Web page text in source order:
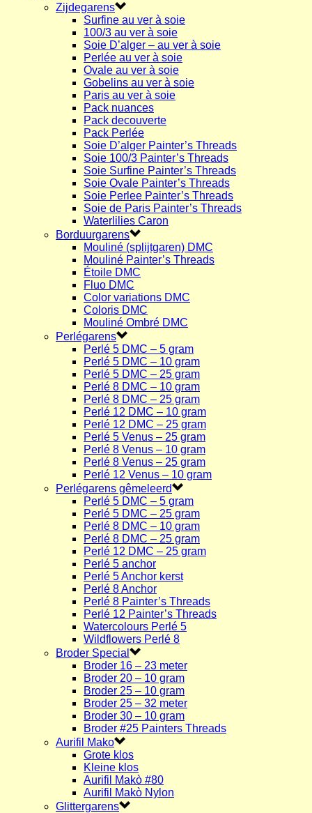
Zijdegarens
Surfine au ver à soie
100/3 au ver à soie
Soie D’alger – au ver à soie
Perlée au ver à soie
Ovale au ver à soie
Gobelins au ver à soie
Paris au ver à soie
Pack nuances
Pack decouverte
Pack Perlée
Soie D’alger Painter’s Threads
Soie 100/3 Painter’s Threads
Soie Surfine Painter’s Threads
Soie Ovale Painter’s Threads
Soie Perlee Painter’s Threads
Soie de Paris Painter’s Threads
Waterlilies Caron
Borduurgarens
Mouliné (splijtgaren) DMC
Mouliné Painter’s Threads
Étoile DMC
Fluo DMC
Color variations DMC
Coloris DMC
Mouliné Ombré DMC
Perlégarens
Perlé 5 DMC – 5 gram
Perlé 5 DMC – 10 gram
Perlé 5 DMC – 25 gram
Perlé 8 DMC – 10 gram
Perlé 8 DMC – 25 gram
Perlé 12 DMC – 10 gram
Perlé 12 DMC – 25 gram
Perlé 5 Venus – 25 gram
Perlé 8 Venus – 10 gram
Perlé 8 Venus – 25 gram
Perlé 12 Venus – 10 gram
Perlégarens gêmeleerd
Perlé 5 DMC – 5 gram
Perlé 5 DMC – 25 gram
Perlé 8 DMC – 10 gram
Perlé 8 DMC – 25 gram
Perlé 12 DMC – 25 gram
Perlé 5 anchor
Perlé 5 Anchor kerst
Perlé 8 Anchor
Perlé 8 Painter’s Threads
Perlé 12 Painter’s Threads
Watercolours Perlé 5
Wildflowers Perlé 8
Broder Special
Broder 16 – 23 meter
Broder 20 – 10 gram
Broder 25 – 10 gram
Broder 25 – 32 meter
Broder 30 – 10 gram
Broder #25 Painters Threads
Aurifil Mako
Grote klos
Kleine klos
Aurifil Makò #80
Aurifil Makò Nylon
Glittergarens